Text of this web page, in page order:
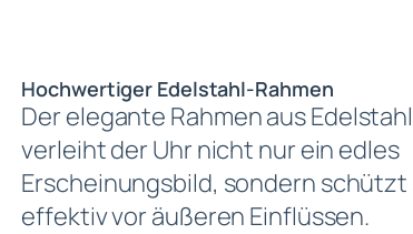
Hochwertiger Edelstahl-Rahmen
Der elegante Rahmen aus Edelstahl
verleiht der Uhr nicht nur ein edles
Erscheinungsbild, sondern schützt
effektiv vor äußeren Einflüssen.